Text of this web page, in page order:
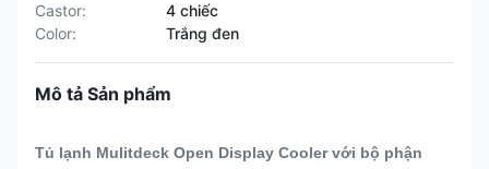
Castor:
4 chiếc
Color:
Trắng đen
Mô tả Sản phẩm
Tủ lạnh Mulitdeck Open Display Cooler với bộ phận